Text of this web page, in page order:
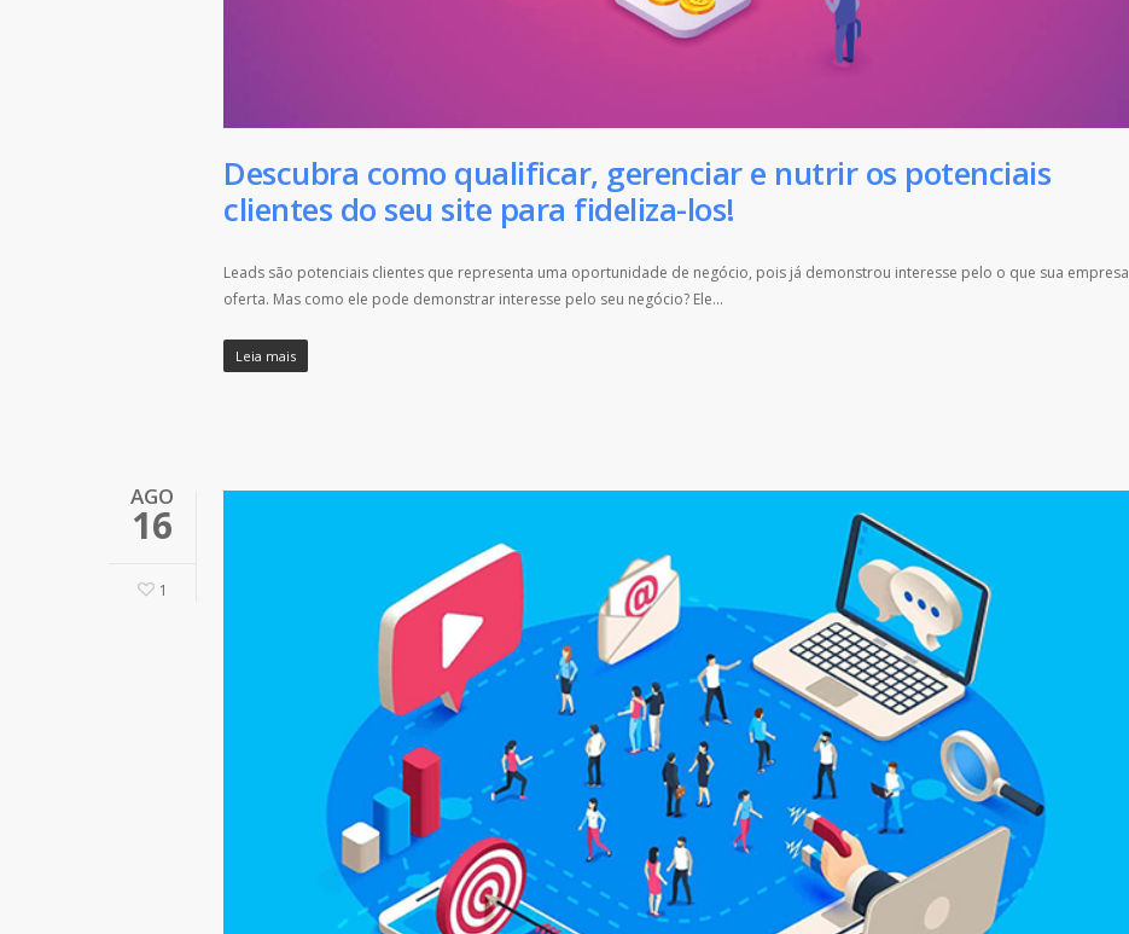
Descubra como qualificar, gerenciar e nutrir os potenciais
clientes do seu site para fideliza-los!
Leads são potenciais clientes que representa uma oportunidade de negócio, pois já demonstrou interesse pelo o que sua empresa
oferta. Mas como ele pode demonstrar interesse pelo seu negócio? Ele...
Leia mais
AGO
16
1